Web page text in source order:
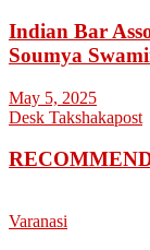
Indian Bar
Soumya
May 5, 2025
Desk Takshakapost
Varanasi